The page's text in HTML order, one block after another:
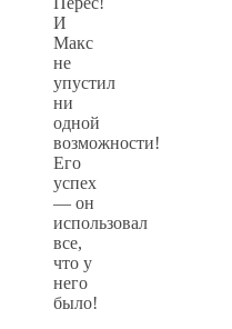
И
Макс
не
упустил
ни
одной
возможности!
Его
успех
— он
использовал
все,
что у
него
было!